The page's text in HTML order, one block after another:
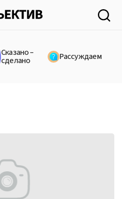
Сказано –
сделано Рассуждаем